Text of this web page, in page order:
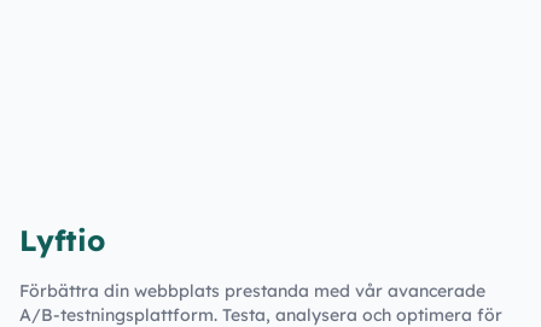
Lyftio
Förbättra din webbplats prestanda med vår avancerade
A/B-testningsplattform. Testa, analysera och optimera för